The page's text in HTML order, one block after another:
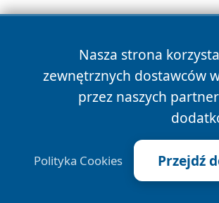
Nasza strona
zewnętrznych dostawców
przez naszych
Polityka Cookies Przejdź